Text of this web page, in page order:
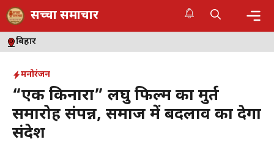
Skip
to
content
सच्चा समाचार
बिहार
मनोरंजन
“एक किनारा” लघु फिल्म का मुहूर्त
समारोह संपन्न, समाज में बदलाव का देगा
संदेश